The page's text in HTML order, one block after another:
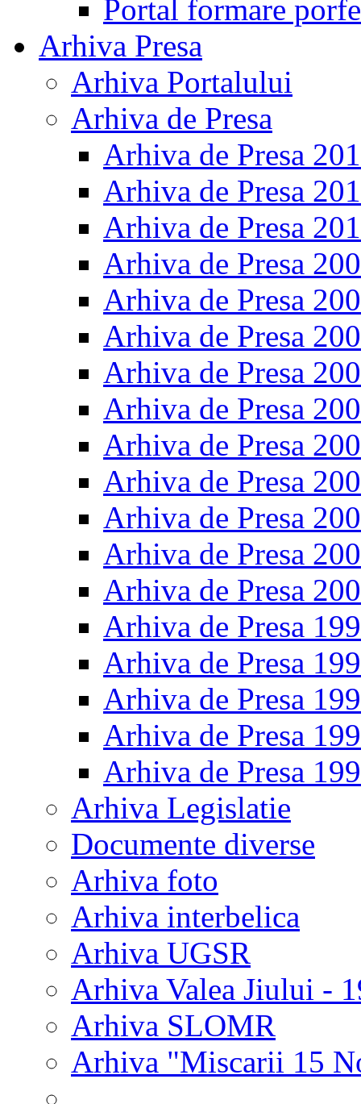
Portal formare
Arhiva Presa
Arhiva Portalului
Arhiva de Presa
Arhiva de Presa
Arhiva de Presa
Arhiva de Presa
Arhiva de Presa
Arhiva de Presa
Arhiva de Presa
Arhiva de Presa
Arhiva de Presa
Arhiva de Presa
Arhiva de Presa
Arhiva de Presa
Arhiva de Presa
Arhiva de Presa
Arhiva de Presa
Arhiva de Presa
Arhiva de Presa
Arhiva de Presa
Arhiva de Presa
Arhiva Legislatie
Documente diverse
Arhiva foto
Arhiva interbelica
Arhiva UGSR
Arhiva Valea Jiului -
Arhiva SLOMR
Arhiva "Miscarii 15